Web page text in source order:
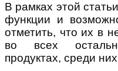
В рамках этой
функции и
отметить, что их в
во всех
продуктах, среди